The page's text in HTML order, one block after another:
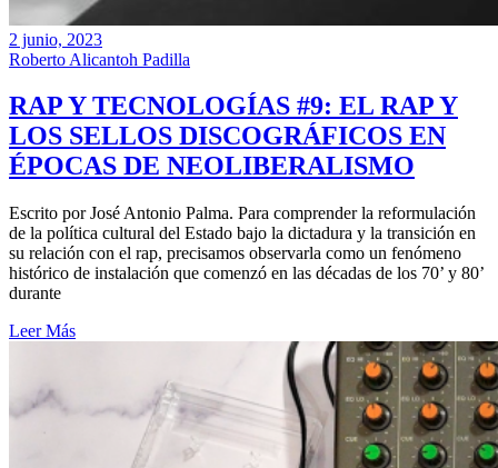
2 junio, 2023
Roberto Alicantoh Padilla
RAP Y TECNOLOGÍAS #9: EL RAP Y
LOS SELLOS DISCOGRÁFICOS EN
ÉPOCAS DE NEOLIBERALISMO
Escrito por José Antonio Palma. Para comprender la reformulación
de la política cultural del Estado bajo la dictadura y la transición en
su relación con el rap, precisamos observarla como un fenómeno
histórico de instalación que comenzó en las décadas de los 70’ y 80’
durante
Leer Más